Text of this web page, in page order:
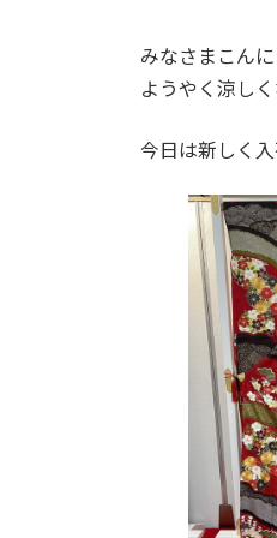
みなさまこんに
ようやく涼し
今日は新しく